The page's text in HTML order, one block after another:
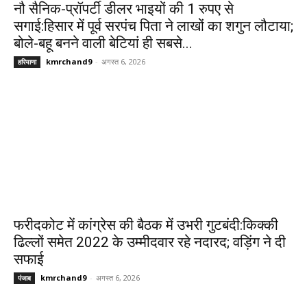
नौ सैनिक-प्रॉपर्टी डीलर भाइयों की 1 रुपए से
सगाई:हिसार में पूर्व सरपंच पिता ने लाखों का शगुन लौटाया;
बोले-बहू बनने वाली बेटियां ही सबसे...
हरियाणा kmrchand9 - अगस्त 6, 2026
फरीदकोट में कांग्रेस की बैठक में उभरी गुटबंदी:किक्की
ढिल्लों समेत 2022 के उम्मीदवार रहे नदारद; वड़िंग ने दी
सफाई
पंजाब kmrchand9 - अगस्त 6, 2026